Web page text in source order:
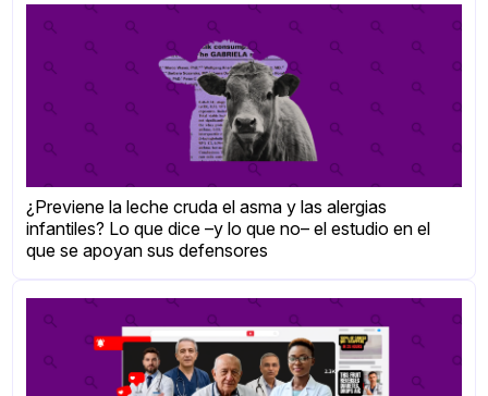
¿Previene la leche cruda el asma y las alergias
infantiles? Lo que dice –y lo que no– el estudio en el
que se apoyan sus defensores